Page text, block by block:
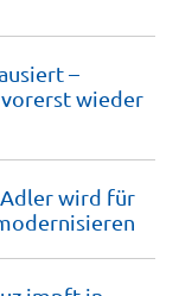
–
wieder
wird für